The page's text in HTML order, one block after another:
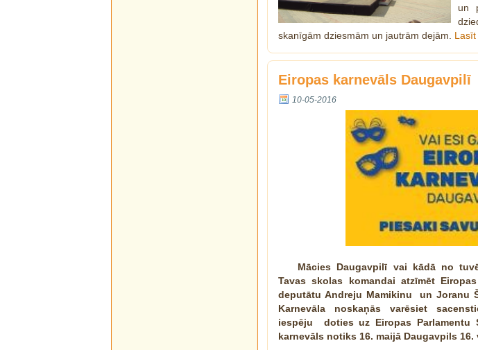
un
skanīgām dziesmām un jautrām dejām. Lasīt
Eiropas karnevāls Daugavpilī
10-05-2016
Mācies Daugavpilī vai kādā no
Tavas skolas komandai atzīmēt
deputātu Andreju Mamikinu un Joranu
Karnevāla noskaņās varēsiet
iespēju doties uz Eiropas Parlamentu
karnevāls notiks 16. maijā Daugavpils